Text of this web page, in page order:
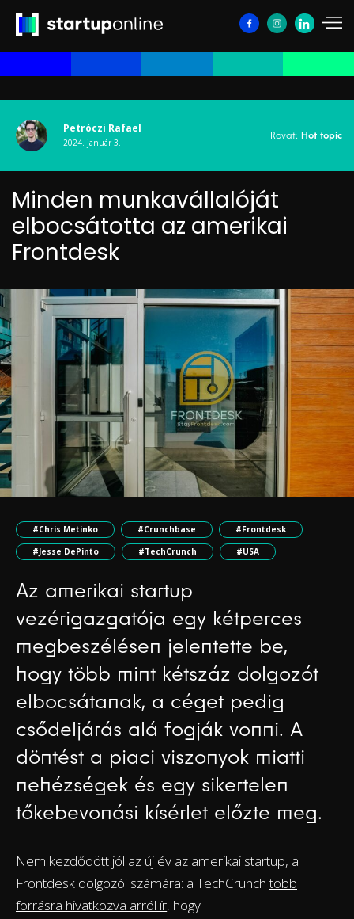
Petróczi Rafael
2024. január 3.
Rovat: Hot topic
Minden munkavállalóját
elbocsátotta az amerikai
Frontdesk
#Chris Metinko #Crunchbase
#Frontdesk
#Jesse DePinto
#TechCrunch #USA
Az amerikai startup
vezérigazgatója egy kétperces
megbeszélésen jelentette be,
hogy több mint kétszáz dolgozót
elbocsátanak, a céget pedig
csődeljárás alá fogják vonni. A
döntést a piaci viszonyok miatti
nehézségek és egy sikertelen
tőkebevonási kísérlet előzte meg.
Nem kezdődött jól az új év az amerikai startup, a
Frontdesk dolgozói számára: a TechCrunchtöbb
forrásra hivatkozva arról ír, hogy